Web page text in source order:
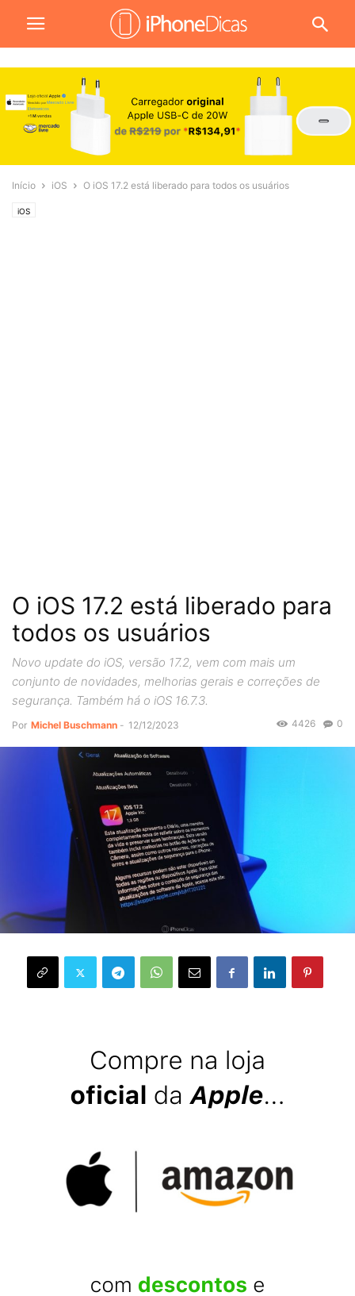
Início iOS O iOS 17.2 está liberado para todos os usuários
iOS
O iOS 17.2 está liberado para
todos os usuários
Novo update do iOS, versão 17.2, vem com mais um
conjunto de novidades, melhorias gerais e correções de
segurança. Também há o iOS 16.7.3.
Por Michel Buschmann - 12/12/2023 0
4426